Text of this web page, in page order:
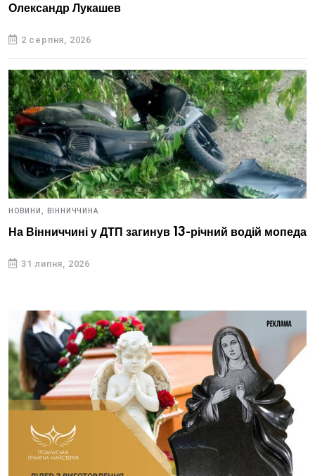
Олександр Лукашев
2 серпня, 2026
НОВИНИ, ВІННИЧЧИНА
На Вінниччині у ДТП загинув 13-річний водій мопеда
31 липня, 2026